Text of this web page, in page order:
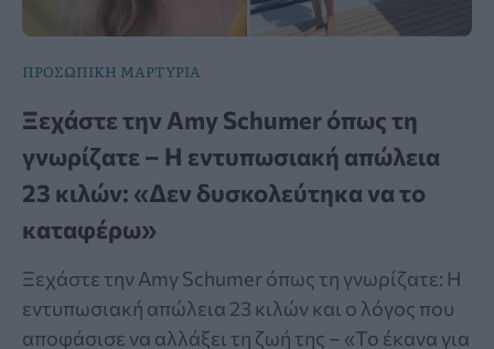
ΠΡΟΣΩΠΙΚΗ ΜΑΡΤΥΡΙΑ
Ξεχάστε την Amy Schumer όπως τη
γνωρίζατε – Η εντυπωσιακή απώλεια
23 κιλών: «Δεν δυσκολεύτηκα να το
καταφέρω»
Ξεχάστε την Amy Schumer όπως τη γνωρίζατε: Η
εντυπωσιακή απώλεια 23 κιλών και ο λόγος που
αποφάσισε να αλλάξει τη ζωή της – «Το έκανα για